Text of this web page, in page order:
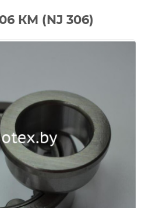
КМ (NJ 306)